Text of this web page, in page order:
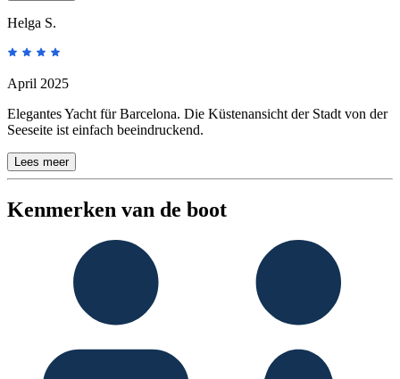
Helga S.
April 2025
Elegantes Yacht für Barcelona. Die Küstenansicht der Stadt von der
Seeseite ist einfach beeindruckend.
Lees meer
Kenmerken van de boot